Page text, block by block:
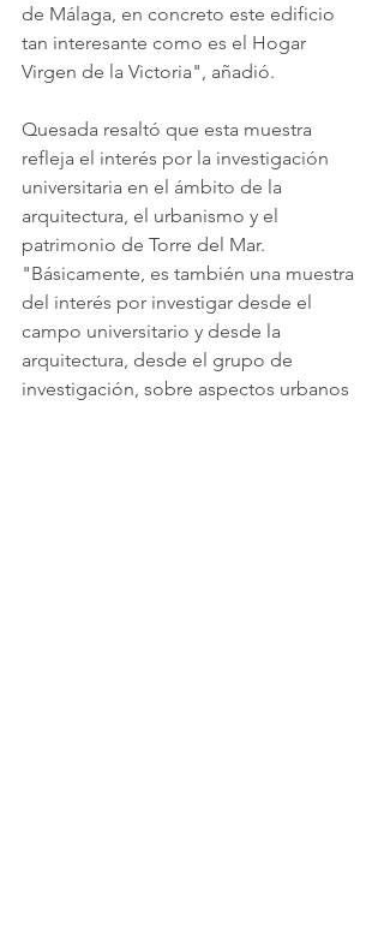
de Málaga, en concreto este edificio
tan interesante como es el Hogar
Virgen de la Victoria", añadió.
Quesada resaltó que esta muestra
refleja el interés por la investigación
universitaria en el ámbito de la
arquitectura, el urbanismo y el
patrimonio de Torre del Mar.
"Básicamente, es también una muestra
del interés por investigar desde el
campo universitario y desde la
arquitectura, desde el grupo de
investigación, sobre aspectos urbanos